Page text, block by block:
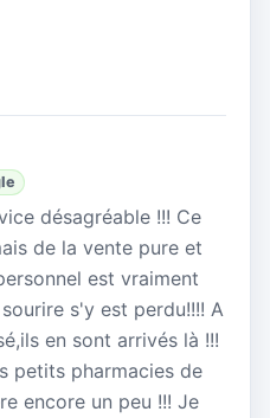
désagréable !!! Ce
de la vente pure et
est vraiment
s'y est perdu!!!! A
en sont arrivés là !!!
petits pharmacies de
encore un peu !!! Je